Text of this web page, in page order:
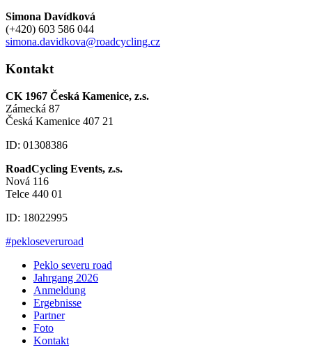
Simona Davídková
(+420) 603 586 044
simona.davidkova@roadcycling.cz
Kontakt
CK 1967 Česká Kamenice, z.s.
Zámecká 87
Česká Kamenice 407 21
ID: 01308386
RoadCycling Events, z.s.
Nová 116
Telce 440 01
ID: 18022995
#pekloseveruroad
Peklo severu road
Jahrgang 2026
Anmeldung
Ergebnisse
Partner
Foto
Kontakt